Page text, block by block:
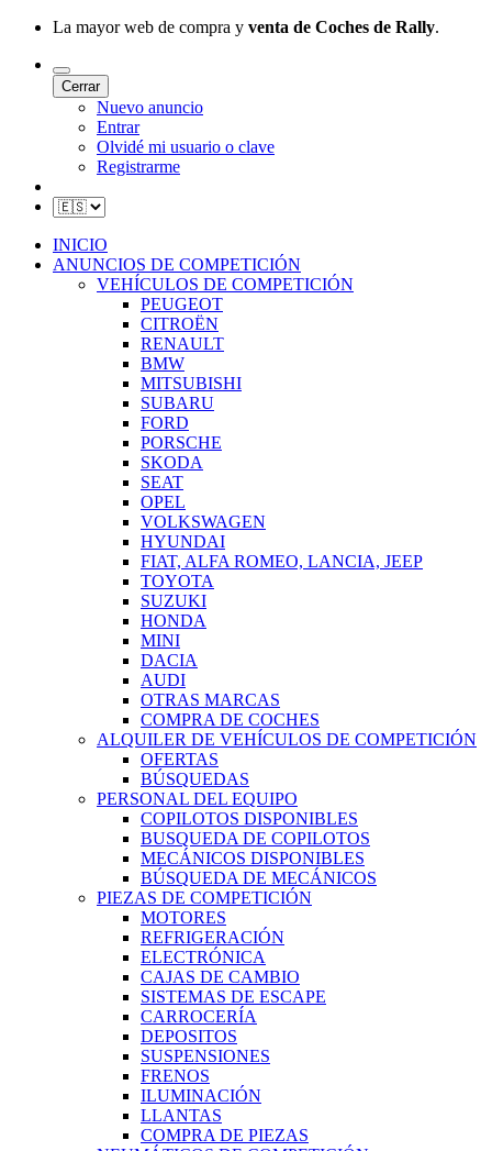
La mayor web de compra y venta de Coches de Rally.
Cerrar
Nuevo anuncio
Entrar
Olvidé mi usuario o clave
Registrarme
INICIO
ANUNCIOS DE COMPETICIÓN
VEHÍCULOS DE COMPETICIÓN
PEUGEOT
CITROËN
RENAULT
BMW
MITSUBISHI
SUBARU
FORD
PORSCHE
SKODA
SEAT
OPEL
VOLKSWAGEN
HYUNDAI
FIAT, ALFA ROMEO, LANCIA, JEEP
TOYOTA
SUZUKI
HONDA
MINI
DACIA
AUDI
OTRAS MARCAS
COMPRA DE COCHES
ALQUILER DE VEHÍCULOS DE COMPETICIÓN
OFERTAS
BÚSQUEDAS
PERSONAL DEL EQUIPO
COPILOTOS DISPONIBLES
BUSQUEDA DE COPILOTOS
MECÁNICOS DISPONIBLES
BÚSQUEDA DE MECÁNICOS
PIEZAS DE COMPETICIÓN
MOTORES
REFRIGERACIÓN
ELECTRÓNICA
CAJAS DE CAMBIO
SISTEMAS DE ESCAPE
CARROCERÍA
DEPOSITOS
SUSPENSIONES
FRENOS
ILUMINACIÓN
LLANTAS
COMPRA DE PIEZAS